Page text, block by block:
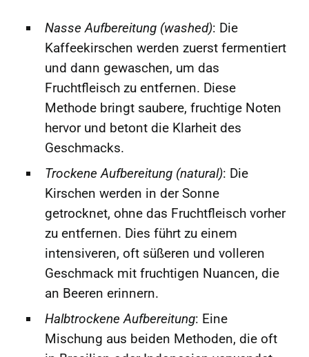
Nasse Aufbereitung (washed): Die
Kaffeekirschen werden zuerst fermentiert
und dann gewaschen, um das
Fruchtfleisch zu entfernen. Diese
Methode bringt saubere, fruchtige Noten
hervor und betont die Klarheit des
Geschmacks.
Trockene Aufbereitung (natural): Die
Kirschen werden in der Sonne
getrocknet, ohne das Fruchtfleisch vorher
zu entfernen. Dies führt zu einem
intensiveren, oft süßeren und volleren
Geschmack mit fruchtigen Nuancen, die
an Beeren erinnern.
Halbtrockene Aufbereitung: Eine
Mischung aus beiden Methoden, die oft